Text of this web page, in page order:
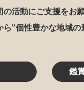
の活動にご支援をお
ら"個性豊かな地域の
鑑